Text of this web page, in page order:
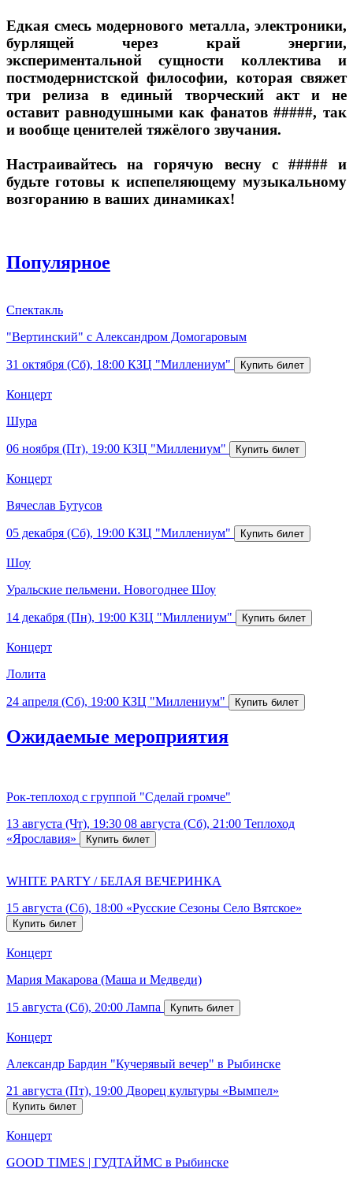
Едкая смесь модернового металла, электроники,
бурлящей через край энергии,
экспериментальной сущности коллектива и
постмодернистской философии, которая свяжет
три релиза в единый творческий акт и не
оставит равнодушными как фанатов #####, так
и вообще ценителей тяжёлого звучания.
Настраивайтесь на горячую весну с ##### и
будьте готовы к испепеляющему музыкальному
возгоранию в ваших динамиках!
Популярное
Спектакль
"Вертинский" с Александром Домогаровым
31 октября (Сб), 18:00 КЗЦ "Миллениум"
Концерт
Шура
06 ноября (Пт), 19:00 КЗЦ "Миллениум"
Концерт
Вячеслав Бутусов
05 декабря (Сб), 19:00 КЗЦ "Миллениум"
Шоу
Уральские пельмени. Новогоднее Шоу
14 декабря (Пн), 19:00 КЗЦ "Миллениум"
Концерт
Лолита
24 апреля (Сб), 19:00 КЗЦ "Миллениум"
Ожидаемые мероприятия
Рок-теплоход с группой "Сделай громче"
13 августа (Чт), 19:30 08 августа (Сб), 21:00 Теплоход
«Ярославия»
WHITE PARTY / БЕЛАЯ ВЕЧЕРИНКА
15 августа (Сб), 18:00 «Русские Сезоны Село Вятское»
Концерт
Мария Макарова (Маша и Медведи)
15 августа (Сб), 20:00 Лампа
Концерт
Александр Бардин "Кучерявый вечер" в Рыбинске
21 августа (Пт), 19:00 Дворец культуры «Вымпел»
Концерт
GOOD TIMES | ГУДТАЙМС в Рыбинске